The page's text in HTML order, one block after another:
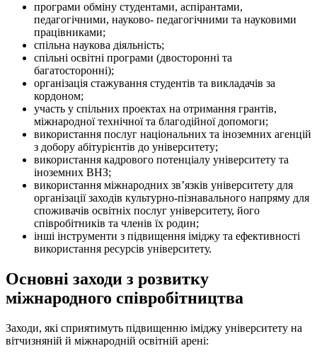
програми обміну студентами, аспірантами,
педагогічними, науково- педагогічними та науковими
працівниками;
спільна наукова діяльність;
спільні освітні програми (двосторонні та
багатосторонні);
організація стажування студентів та викладачів за
кордоном;
участь у спільних проектах на отримання грантів,
міжнародної технічної та благодійної допомоги;
використання послуг національних та іноземних агенцій
з добору абітурієнтів до університету;
використання кадрового потенціалу університету та
іноземних ВНЗ;
використання міжнародних зв’язків університету для
організації заходів культурно-пізнавального напряму для
споживачів освітніх послуг університету, його
співробітників та членів їх родин;
інші інструменти з підвищення іміджу та ефективності
використання ресурсів університету.
Основні заходи з розвитку
міжнародного співробітництва
Заходи, які сприятимуть підвищенню іміджу університету на
вітчизняній й міжнародній освітній арені: